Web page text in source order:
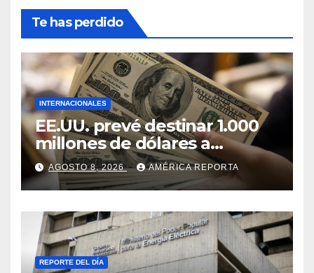
Te has perdido
INTERNACIONALES
EE.UU. prevé destinar 1.000
millones de dólares a
Colombia para un paquete
de seguridad
AGOSTO 8, 2026 AMÉRICA REPORTA
REPORTE DEL DÍA